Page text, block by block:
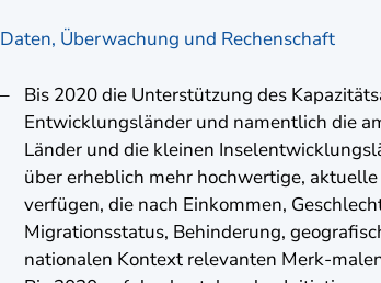
Daten, Überwachung und Rechenschaft
Bis 2020 die Unterstützung des
Entwicklungsländer und namentlich die
Länder und die kleinen
über erheblich mehr hochwertige,
verfügen, die nach Einkommen,
Migrationsstatus, Behinderung,
nationalen Kontext relevanten Merk-